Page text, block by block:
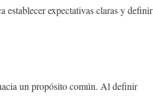
establecer expectativas claras y definir
un propósito común. Al definir